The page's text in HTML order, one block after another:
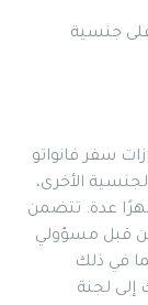
جنسية
سفر فانواتو
الأخرى،
عدة. تتضمن
من قبل مسؤولي
في ذلك
إلى لجنة